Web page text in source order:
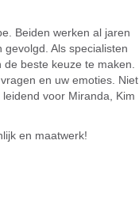
Beiden werken al jaren
Als specialisten
beste keuze te maken.
en uw emoties. Niet
voor Miranda, Kim
en maatwerk!